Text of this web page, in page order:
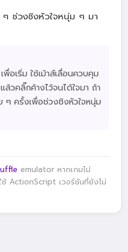
ๆ ช่วงชิงหัวใจหนุ่ม ๆ มา
อเริ่ม ใช้เม้าส์เลื่อนควบคุม
วคลิ๊กค้างไว้จนได้ใจมา ถ้า
ๆ ครั้งเพื่อช่วงชิงหัวใจหนุ่ม
emulator หากเกมไม่
ช้ ActionScript เวอร์ชันที่ยังไม่